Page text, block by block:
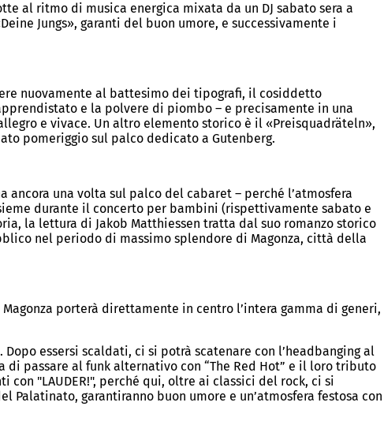
al ritmo di musica energica mixata da un DJ sabato sera a
Jungs», garanti del buon umore, e successivamente i
nuovamente al battesimo dei tipografi, il cosiddetto
e la polvere di piombo – e precisamente in una
e vivace. Un altro elemento storico è il «Preisquadräteln»,
pomeriggio sul palco dedicato a Gutenberg.
una volta sul palco del cabaret – perché l’atmosfera
durante il concerto per bambini (rispettivamente sabato e
la lettura di Jakob Matthiessen tratta dal suo romanzo storico
nel periodo di massimo splendore di Magonza, città della
porterà direttamente in centro l’intera gamma di generi,
essersi scaldati, ci si potrà scatenare con l’headbanging al
passare al funk alternativo con “The Red Hot” e il loro tributo
"LAUDER!", perché qui, oltre ai classici del rock, ci si
garantiranno buon umore e un’atmosfera festosa con